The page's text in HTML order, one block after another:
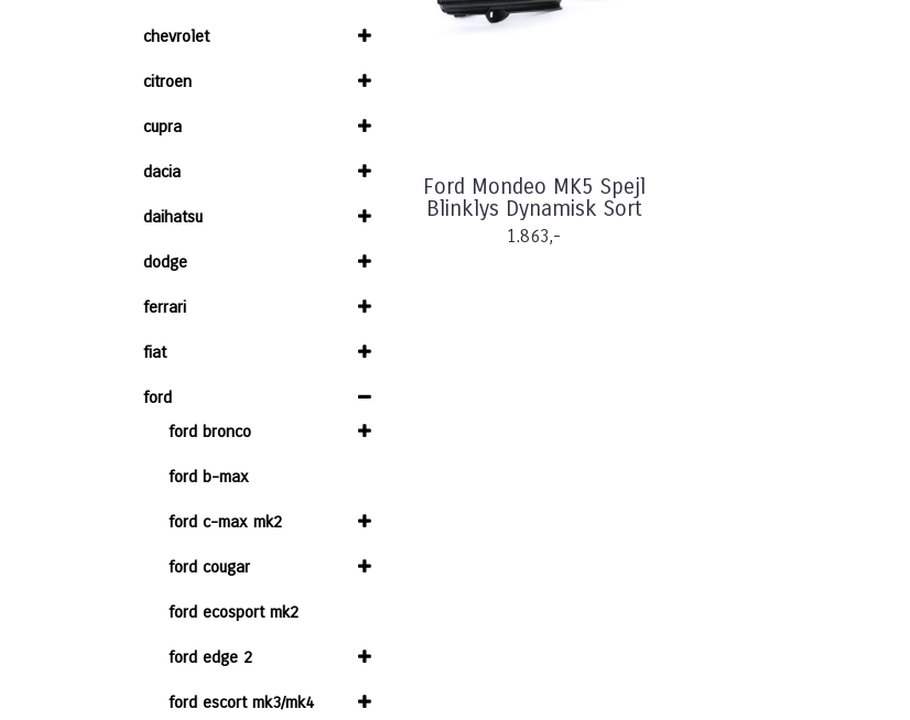
chevrolet
citroen
cupra
dacia
daihatsu
dodge
ferrari
fiat
ford
ford bronco
ford b-max
ford c-max mk2
ford cougar
ford ecosport mk2
ford edge 2
ford escort mk3/mk4
Ford Mondeo MK5 Spejl
Blinklys Dynamisk Sort
1.863,-